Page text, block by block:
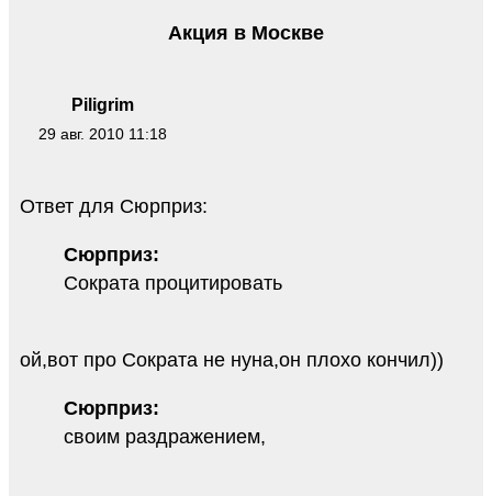
Piligrim
29 авг. 2010 11:18
Акция в Москве
Ответ для Сюрприз:
Сюрприз:
Сократа процитировать
ой,вот про Сократа не нуна,он плохо кончил))
Сюрприз:
своим раздражением,